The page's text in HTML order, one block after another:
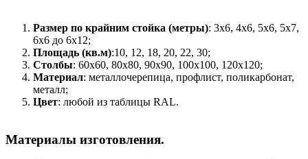
Размер по крайним стойка (метры): 3x6, 4x6, 5x6, 5x7,
6x6 до 6x12;
Площадь (кв.м):10, 12, 18, 20, 22, 30;
Столбы: 60x60, 80x80, 90x90, 100x100, 120x120;
Материал: металлочерепица, профлист, поликарбонат,
металл;
Цвет: любой из таблицы RAL.
Материалы изготовления.